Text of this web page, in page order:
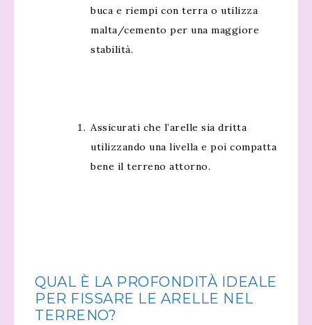
buca e riempi con terra o utilizza
malta/cemento per una maggiore
stabilità.
Assicurati che l’arelle sia dritta
utilizzando una livella e poi compatta
bene il terreno attorno.
QUAL È LA PROFONDITÀ IDEALE
PER FISSARE LE ARELLE NEL
TERRENO?